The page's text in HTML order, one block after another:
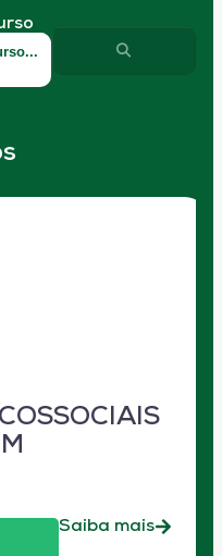
Saiba mais